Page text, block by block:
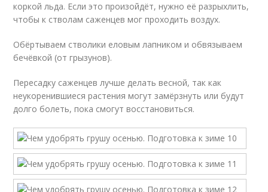
коркой льда. Если это произойдёт, нужно её разрыхлить,
чтобы к стволам саженцев мог проходить воздух.
Обёртываем стволики еловым лапником и обвязываем
бечёвкой (от грызунов).
Пересадку саженцев лучше делать весной, так как
неукоренившиеся растения могут замёрзнуть или будут
долго болеть, пока смогут восстановиться.